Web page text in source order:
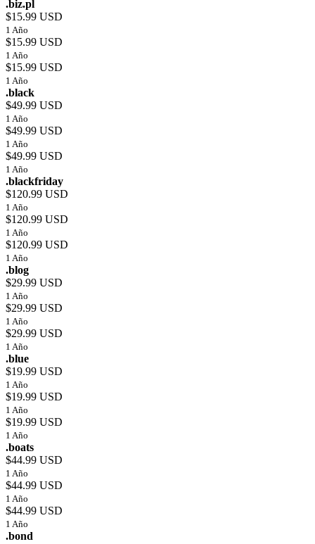
.biz.pl
$15.99 USD
1 Año
$15.99 USD
1 Año
$15.99 USD
1 Año
.black
$49.99 USD
1 Año
$49.99 USD
1 Año
$49.99 USD
1 Año
.blackfriday
$120.99 USD
1 Año
$120.99 USD
1 Año
$120.99 USD
1 Año
.blog
$29.99 USD
1 Año
$29.99 USD
1 Año
$29.99 USD
1 Año
.blue
$19.99 USD
1 Año
$19.99 USD
1 Año
$19.99 USD
1 Año
.boats
$44.99 USD
1 Año
$44.99 USD
1 Año
$44.99 USD
1 Año
.bond